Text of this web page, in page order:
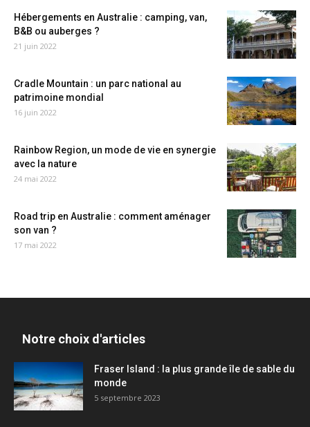
Hébergements en Australie : camping, van,
B&B ou auberges ?
21 juin 2022
Cradle Mountain : un parc national au
patrimoine mondial
16 juin 2022
Rainbow Region, un mode de vie en synergie
avec la nature
24 mai 2022
Road trip en Australie : comment aménager
son van ?
17 mai 2022
Notre choix d'articles
Fraser Island : la plus grande île de sable du
monde
5 septembre 2023